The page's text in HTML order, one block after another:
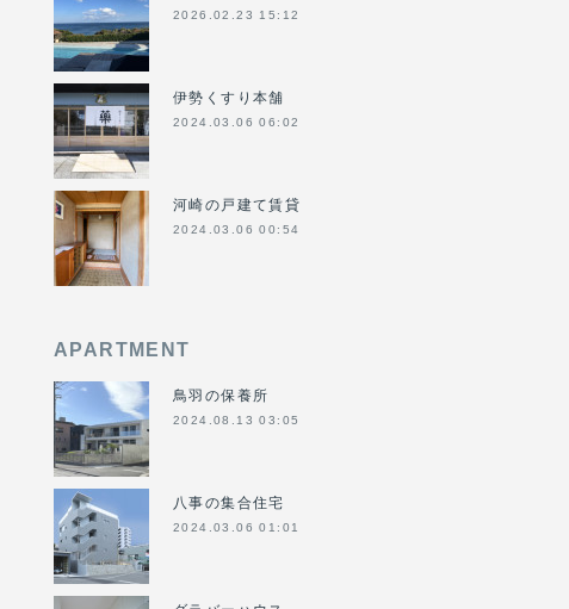
2026.02.23 15:12
伊勢くすり本舗
2024.03.06 06:02
河崎の戸建て賃貸
2024.03.06 00:54
APARTMENT
鳥羽の保養所
2024.08.13 03:05
八事の集合住宅
2024.03.06 01:01